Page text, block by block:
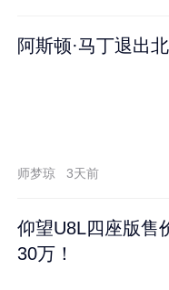
阿斯顿·马丁退出
师梦琼 3天前
仰望U8L四座版售
30万！